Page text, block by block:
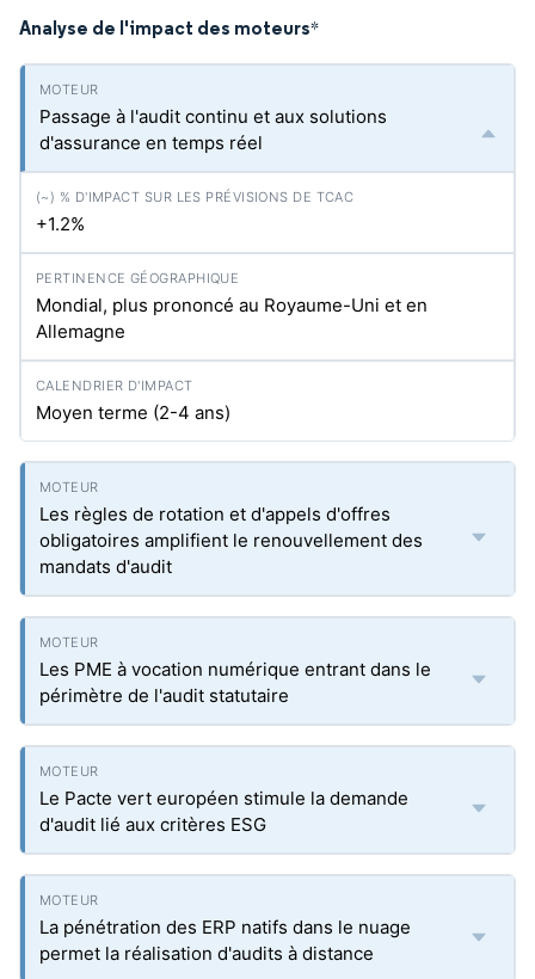
Analyse de l'impact des moteurs*
Passage à l'audit continu et aux solutions
d'assurance en temps réel
+1.2%
Mondial, plus prononcé au Royaume-Uni et en
Allemagne
Moyen terme (2-4 ans)
Les règles de rotation et d'appels d'offres
obligatoires amplifient le renouvellement des
mandats d'audit
Les PME à vocation numérique entrant dans le
périmètre de l'audit statutaire
Le Pacte vert européen stimule la demande
d'audit lié aux critères ESG
La pénétration des ERP natifs dans le nuage
permet la réalisation d'audits à distance